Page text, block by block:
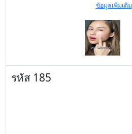
ข้อมูลเพิ่มเติม
รหัส 185